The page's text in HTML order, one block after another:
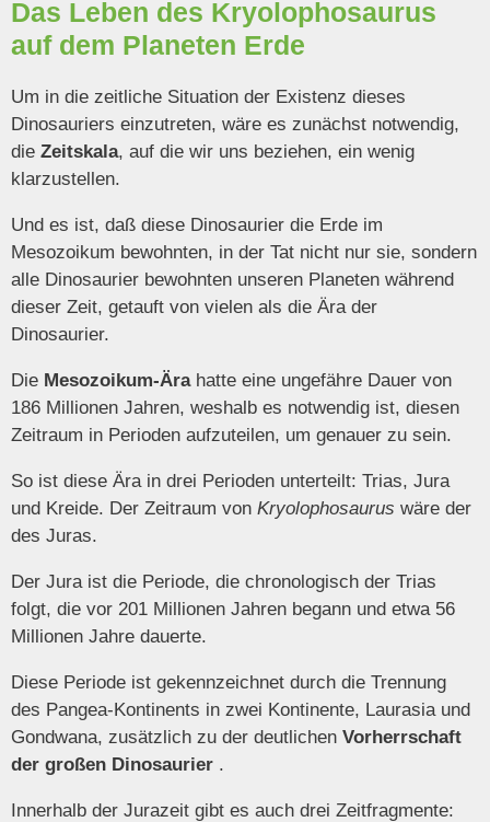
Das Leben des Kryolophosaurus
auf dem Planeten Erde
Um in die zeitliche Situation der Existenz dieses
Dinosauriers einzutreten, wäre es zunächst notwendig,
die Zeitskala, auf die wir uns beziehen, ein wenig
klarzustellen.
Und es ist, daß diese Dinosaurier die Erde im
Mesozoikum bewohnten, in der Tat nicht nur sie, sondern
alle Dinosaurier bewohnten unseren Planeten während
dieser Zeit, getauft von vielen als die Ära der
Dinosaurier.
Die Mesozoikum-Ärahatte eine ungefähre Dauer von
186 Millionen Jahren, weshalb es notwendig ist, diesen
Zeitraum in Perioden aufzuteilen, um genauer zu sein.
So ist diese Ära in drei Perioden unterteilt: Trias, Jura
und Kreide. Der Zeitraum von Kryolophosaurus wäre der
des Juras.
Der Jura ist die Periode, die chronologisch der Trias
folgt, die vor 201 Millionen Jahren begann und etwa 56
Millionen Jahre dauerte.
Diese Periode ist gekennzeichnet durch die Trennung
des Pangea-Kontinents in zwei Kontinente, Laurasia und
Gondwana, zusätzlich zu der deutlichen Vorherrschaft
der großen Dinosaurier .
Innerhalb der Jurazeit gibt es auch drei Zeitfragmente: